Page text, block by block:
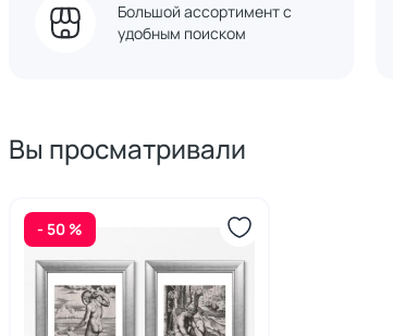
Большой ассортимент с
удобным поиском
Вы просматривали
- 50 %